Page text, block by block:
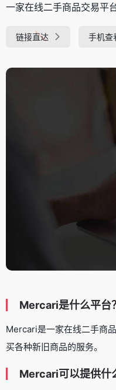
一家在线二手商品交易平
链接直达 手机查
Mercari是什么平台
Mercari是一家在线二手商
买各种新旧商品的服务。
Mercari可以提供什